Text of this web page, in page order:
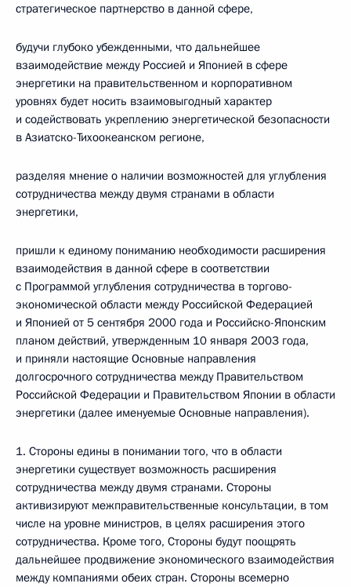
стратегическое партнерство в данной сфере,
будучи глубоко убежденными, что дальнейшее
взаимодействие между Россией и Японией в сфере
энергетики на правительственном и корпоративном
уровнях будет носить взаимовыгодный характер
и содействовать укреплению энергетической безопасности
в Азиатско-Тихоокеанском регионе,
разделяя мнение о наличии возможностей для углубления
сотрудничества между двумя странами в области
энергетики,
пришли к единому пониманию необходимости расширения
взаимодействия в данной сфере в соответствии
с Программой углубления сотрудничества в торгово-
экономической области между Российской Федерацией
и Японией от 5 сентября 2000 года и Российско-Японским
планом действий, утвержденным 10 января 2003 года,
и приняли настоящие Основные направления
долгосрочного сотрудничества между Правительством
Российской Федерации и Правительством Японии в области
энергетики (далее именуемые Основные направления).
1. Стороны едины в понимании того, что в области
энергетики существует возможность расширения
сотрудничества между двумя странами. Стороны
активизируют межправительственные консультации, в том
числе на уровне министров, в целях расширения этого
сотрудничества. Кроме того, Стороны будут поощрять
дальнейшее продвижение экономического взаимодействия
между компаниями обеих стран. Стороны всемерно